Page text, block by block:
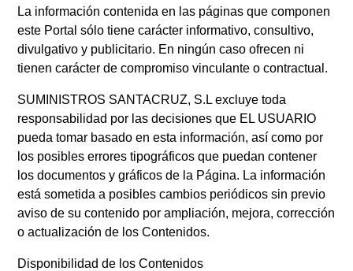
La información contenida en las páginas que componen
este Portal sólo tiene carácter informativo, consultivo,
divulgativo y publicitario. En ningún caso ofrecen ni
tienen carácter de compromiso vinculante o contractual.
SUMINISTROS SANTACRUZ, S.L excluye toda
responsabilidad por las decisiones que EL USUARIO
pueda tomar basado en esta información, así como por
los posibles errores tipográficos que puedan contener
los documentos y gráficos de la Página. La información
está sometida a posibles cambios periódicos sin previo
aviso de su contenido por ampliación, mejora, corrección
o actualización de los Contenidos.
Disponibilidad de los Contenidos